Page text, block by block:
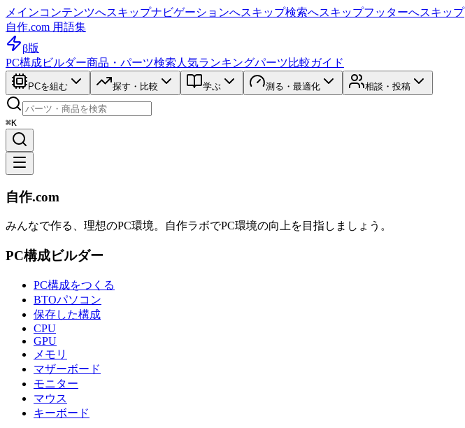
メインコンテンツへスキップナビゲーションへスキップ検索へスキップフッターへスキップ
自作.com 用語集
β版
PC構成ビルダー商品・パーツ検索 人気ランキングパーツ比較ガイド
PCを組む 探す・比較 学ぶ 測る・最適化 相談・投稿
⌘K
自作.com
みんなで作る、理想のPC環境。 自作ラボでPC環境の向上を目指しましょう。
PC構成ビルダー
PC構成をつくる
BTOパソコン
保存した構成
CPU
GPU
メモリ
マザーボード
モニター
マウス
キーボード